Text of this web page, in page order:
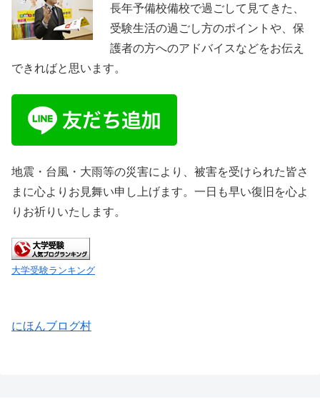
長年予備校備校で過ごして見てきた、
受験生活の過ごし方のポイントや、保
護者の方へのアドバイスなどをお伝え
できればと思います。
地震・台風・大雨等の災害により、被害を受けられた皆さ
まに心よりお見舞い申し上げます。一日も早い復旧を心よ
りお祈りいたします。
大学受験ランキング
にほんブログ村